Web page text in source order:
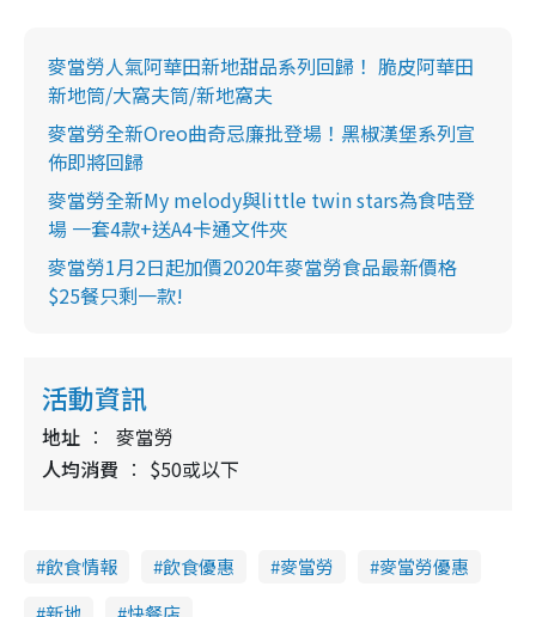
麥當勞人氣阿華田新地甜品系列回歸！ 脆皮阿華田
新地筒/大窩夫筒/新地窩夫
麥當勞全新Oreo曲奇忌廉批登場！黑椒漢堡系列宣
佈即將回歸
麥當勞全新My melody與little twin stars為食咭登
場 一套4款+送A4卡通文件夾
麥當勞1月2日起加價2020年麥當勞食品最新價格
$25餐只剩一款!
活動資訊
地址
麥當勞
人均消費
$50或以下
飲食情報 飲食優惠 麥當勞
麥當勞優惠